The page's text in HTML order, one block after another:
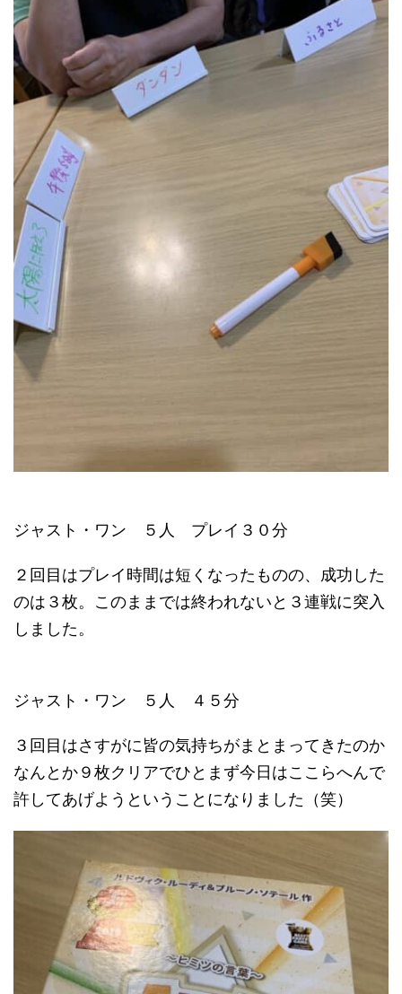
ジャスト・ワン ５人 プレイ３０分
２回目はプレイ時間は短くなったものの、成功した
のは３枚。このままでは終われないと３連戦に突入
しました。
ジャスト・ワン ５人 ４５分
３回目はさすがに皆の気持ちがまとまってきたのか
なんとか９枚クリアでひとまず今日はここらへんで
許してあげようということになりました（笑）